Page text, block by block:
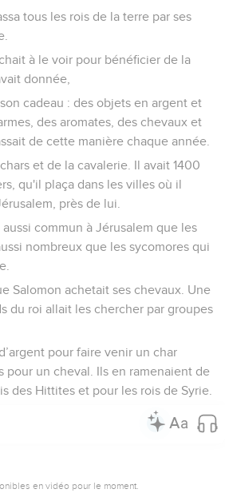
tous les rois de la terre par ses
à le voir pour bénéficier de la
donnée,
cadeau : des objets en argent et
des aromates, des chevaux et
de cette manière chaque année.
et de la cavalerie. Il avait 1400
qu'il plaça dans les villes où il
près de lui.
commun à Jérusalem que les
nombreux que les sycomores qui
Salomon achetait ses chevaux. Une
du roi allait les chercher par groupes
pour faire venir un char
pour un cheval. Ils en ramenaient de
des Hittites et pour les rois de Syrie.
en vidéo pour le moment.